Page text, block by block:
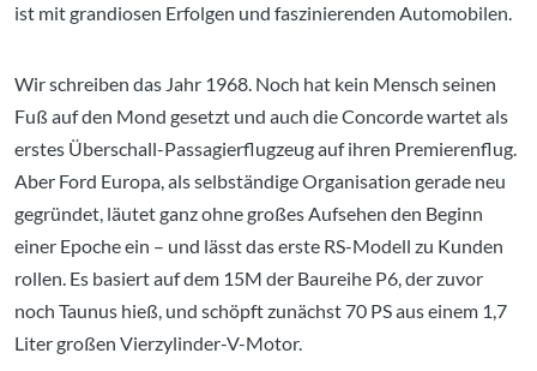
ist mit grandiosen Erfolgen und faszinierenden Automobilen.
Wir schreiben das Jahr 1968. Noch hat kein Mensch seinen
Fuß auf den Mond gesetzt und auch die Concorde wartet als
erstes Überschall-Passagierflugzeug auf ihren Premierenflug.
Aber Ford Europa, als selbständige Organisation gerade neu
gegründet, läutet ganz ohne großes Aufsehen den Beginn
einer Epoche ein – und lässt das erste RS-Modell zu Kunden
rollen. Es basiert auf dem 15M der Baureihe P6, der zuvor
noch Taunus hieß, und schöpft zunächst 70 PS aus einem 1,7
Liter großen Vierzylinder-V-Motor.